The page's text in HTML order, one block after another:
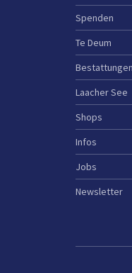
Spenden
Te Deum
Bestattungen
Laacher See
Shops
Infos
Jobs
Newsletter